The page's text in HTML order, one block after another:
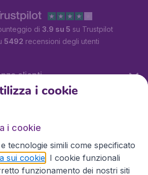
di 3.9 su 5 su Trustpilot
5492 recensioni degli utenti
clienti
i cookie
i cookie
tecnologie simili come specificato
sui cookie . I cookie funzionali
funzionamento dei nostri siti